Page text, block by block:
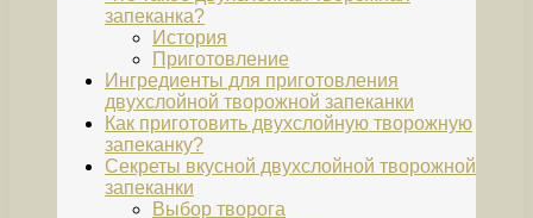
запеканка?
История
Приготовление
Ингредиенты для приготовления
двухслойной творожной запеканки
Как приготовить двухслойную творожную
запеканку?
Секреты вкусной двухслойной творожной
запеканки
Выбор творога